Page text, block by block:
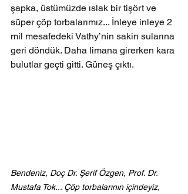
şapka, üstümüzde ıslak bir tişört ve
süper çöp torbalarımız... İnleye inleye 2
mil mesafedeki Vathy’nin sakin sularına
geri döndük. Daha limana girerken kara
bulutlar geçti gitti. Güneş çıktı.
Bendeniz, Doç Dr. Şerif Özgen, Prof. Dr.
Mustafa Tok... Çöp torbalarının içindeyiz,